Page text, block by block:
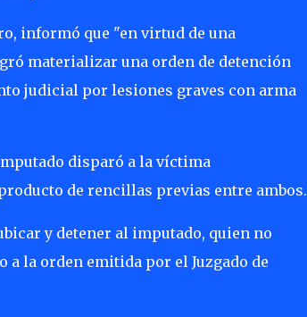
informó que "en virtud de una
materializar una orden de detención
judicial por lesiones graves con arma
disparó a la víctima
de rencillas previas entre ambos.
y detener al imputado, quien no
la orden emitida por el Juzgado de